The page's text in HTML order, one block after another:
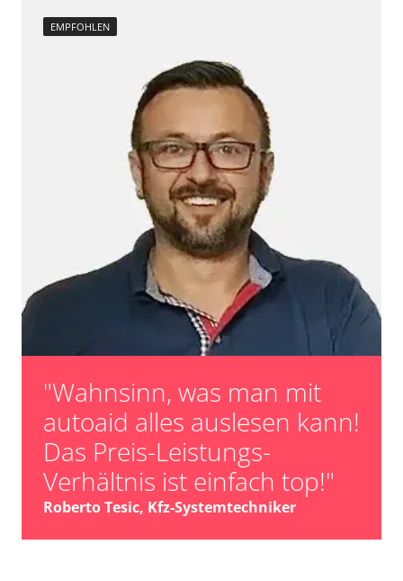
EMPFOHLEN
"Wahnsinn, was man mit
autoaid alles auslesen kann!
Das Preis-Leistungs-
Verhältnis ist einfach top!"
Roberto Tesic, Kfz-Systemtechniker